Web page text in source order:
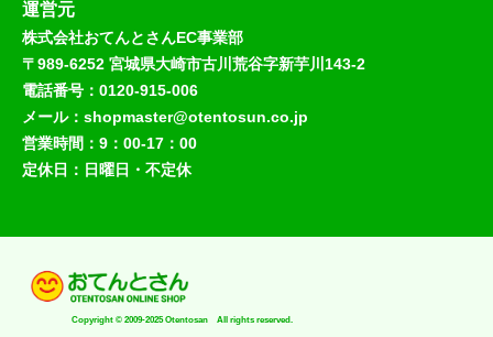
運営元
株式会社おてんとさんEC事業部
〒989-6252 宮城県大崎市古川荒谷字新芋川143-2
電話番号：0120-915-006
メール：shopmaster@otentosun.co.jp
営業時間：9：00-17：00
定休日：日曜日・不定休
Copyright © 2009-2025 Otentosan All rights reserved.